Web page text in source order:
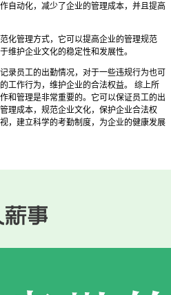
自动化，减少了企业的管理成本，并且提高
化管理方式，它可以提高企业的管理规范
维护企业文化的稳定性和发展性。
录员工的出勤情况，对于一些违规行为也可
工作行为，维护企业的合法权益。 综上所
和管理是非常重要的。它可以保证员工的出
理成本，规范企业文化，保护企业合法权
，建立科学的考勤制度，为企业的健康发展